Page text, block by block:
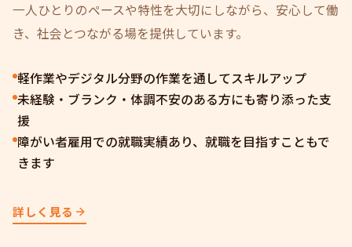
一人ひとりのペースや特性を大切にしながら、安心して働
き、社会とつながる場を提供しています。
軽作業やデジタル分野の作業を通してスキルアップ
未経験・ブランク・体調不安のある方にも寄り添った支
援
障がい者雇用での就職実績あり、就職を目指すこともで
きます
詳しく見る